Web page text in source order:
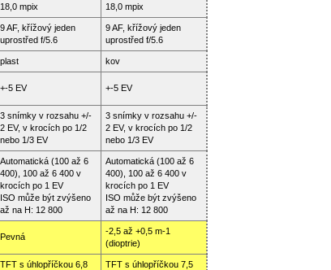
18,0 mpix 18,0 mpix
9 AF, křížový jeden
uprostřed f/5.6
9 AF, křížový jeden
uprostřed f/5.6
plast kov
+-5 EV +-5 EV
3 snímky v rozsahu +/-
2 EV, v krocích po 1/2
nebo 1/3 EV
3 snímky v rozsahu +/-
2 EV, v krocích po 1/2
nebo 1/3 EV
Automatická (100 až 6
400), 100 až 6 400 v
krocích po 1 EV
ISO může být zvýšeno
až na H: 12 800
Automatická (100 až 6
400), 100 až 6 400 v
krocích po 1 EV
ISO může být zvýšeno
až na H: 12 800
Pevná
-2,5 až +0,5 m-1
(dioptrie)
TFT s úhlopříčkou 6,8
TFT s úhlopříčkou 7,5